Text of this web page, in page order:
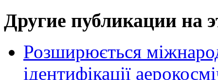
Другие публикации на
Розширюється
ідентифікації